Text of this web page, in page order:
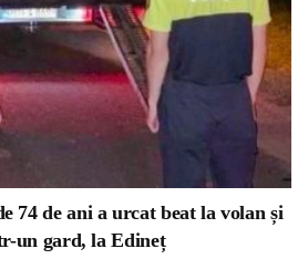
74 de ani a urcat beat la volan și
un gard, la Edineț